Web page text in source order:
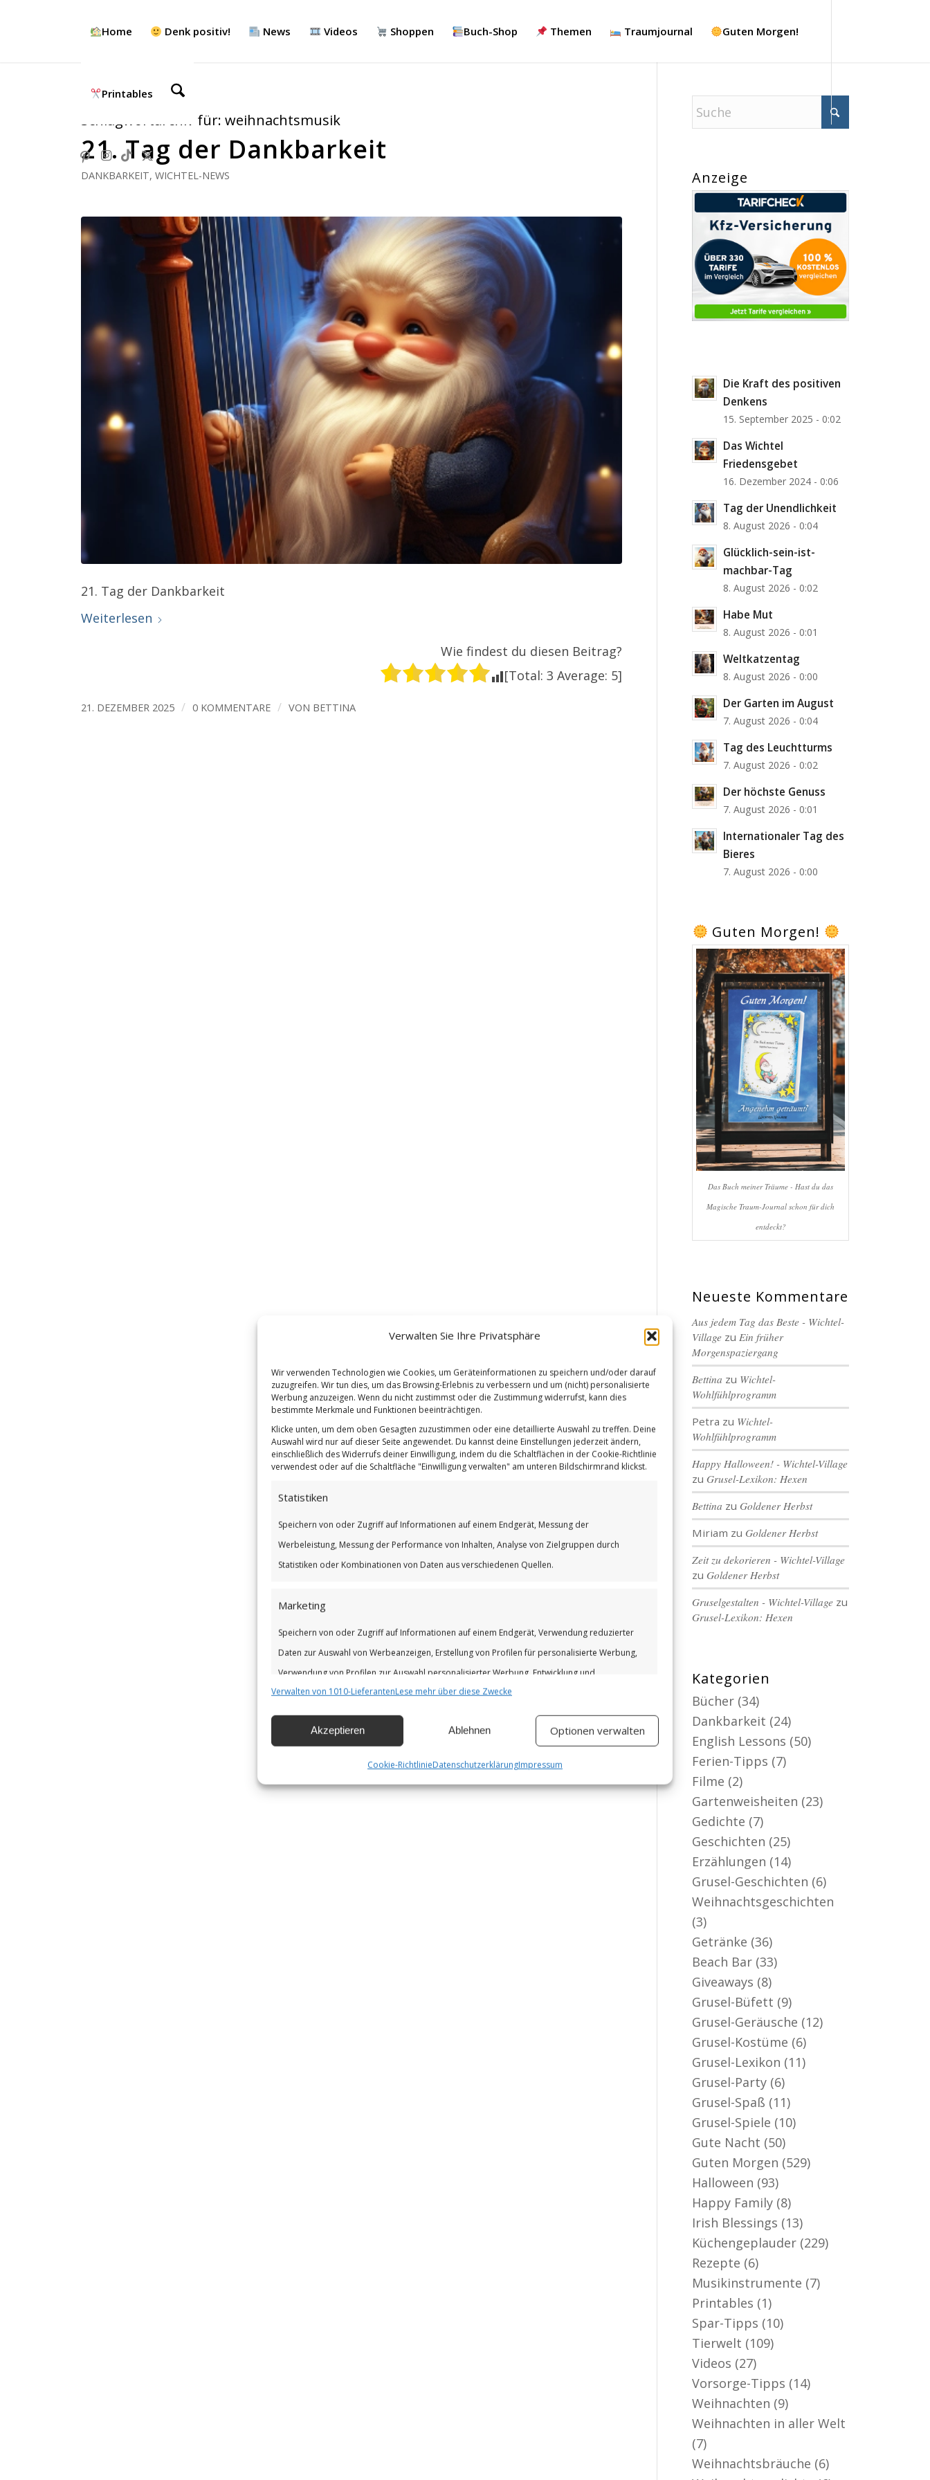
Verwalten Sie Ihre Privatsphäre
Wir verwenden Technologien wie Cookies, um Geräteinformationen zu speichern und/oder darauf
zuzugreifen. Wir tun dies, um das Browsing-Erlebnis zu verbessern und um (nicht) personalisierte
Werbung anzuzeigen. Wenn du nicht zustimmst oder die Zustimmung widerrufst, kann dies
bestimmte Merkmale und Funktionen beeinträchtigen.
Klicke unten, um dem oben Gesagten zuzustimmen oder eine detaillierte Auswahl zu treffen. Deine
Auswahl wird nur auf dieser Seite angewendet. Du kannst deine Einstellungen jederzeit ändern,
einschließlich des Widerrufs deiner Einwilligung, indem du die Schaltflächen in der Cookie-Richtlinie
verwendest oder auf die Schaltfläche "Einwilligung verwalten" am unteren Bildschirmrand klickst.
Statistiken
Speichern von oder Zugriff auf Informationen auf einem Endgerät, Messung der
Werbeleistung, Messung der Performance von Inhalten, Analyse von Zielgruppen durch
Statistiken oder Kombinationen von Daten aus verschiedenen Quellen.
Marketing
Speichern von oder Zugriff auf Informationen auf einem Endgerät, Verwendung reduzierter
Daten zur Auswahl von Werbeanzeigen, Erstellung von Profilen für personalisierte Werbung,
Verwendung von Profilen zur Auswahl personalisierter Werbung, Entwicklung und
Verbesserung der Angebote.
Eigenschaften Immer aktiv
Abgleichung und Kombination von Daten aus unterschiedlichen Quellen,
Verwalten von 1010-LieferantenLese mehr über diese Zwecke
Akzeptieren Ablehnen Optionen verwalten
Cookie-RichtlinieDatenschutzerklärungImpressum
Home Denk positiv! News Videos Shoppen Buch-Shop Themen Traumjournal Guten Morgen!
Printables
Schlagwortarchiv für:weihnachtsmusik
21. Tag der Dankbarkeit
DANKBARKEIT,WICHTEL-NEWS
21. Tag der Dankbarkeit
Weiterlesen
Wie findest du diesen Beitrag?
[Total:3 Average: 5]
21. DEZEMBER 2025 / 0 KOMMENTARE / VON BETTINA
Anzeige
Die Kraft des positiven
Denkens
15. September 2025 - 0:02
Das Wichtel
Friedensgebet
16. Dezember 2024 - 0:06
Tag der Unendlichkeit
8. August 2026 - 0:04
Glücklich-sein-ist-
machbar-Tag
8. August 2026 - 0:02
Habe Mut
8. August 2026 - 0:01
Weltkatzentag
8. August 2026 - 0:00
Der Garten im August
7. August 2026 - 0:04
Tag des Leuchtturms
7. August 2026 - 0:02
Der höchste Genuss
7. August 2026 - 0:01
Internationaler Tag des
Bieres
7. August 2026 - 0:00
Guten Morgen!
Das Buch meiner Träume - Hast du das
Magische Traum-Journal schon für dich
entdeckt?
Neueste Kommentare
Aus jedem Tag das Beste - Wichtel-
Village zuEin früher
Morgenspaziergang
Bettina zu Wichtel-
Wohlfühlprogramm
Petra zu Wichtel-
Wohlfühlprogramm
Happy Halloween! - Wichtel-Village
zuGrusel-Lexikon: Hexen
Bettina zuGoldener Herbst
Miriam zuGoldener Herbst
Zeit zu dekorieren - Wichtel-Village
zuGoldener Herbst
Gruselgestalten - Wichtel-Village zu
Grusel-Lexikon: Hexen
Kategorien
Bücher (34)
Dankbarkeit (24)
English Lessons (50)
Ferien-Tipps (7)
Filme (2)
Gartenweisheiten (23)
Gedichte (7)
Geschichten (25)
Erzählungen (14)
Grusel-Geschichten (6)
Weihnachtsgeschichten
(3)
Getränke (36)
Beach Bar (33)
Giveaways (8)
Grusel-Büfett (9)
Grusel-Geräusche (12)
Grusel-Kostüme (6)
Grusel-Lexikon (11)
Grusel-Party (6)
Grusel-Spaß (11)
Grusel-Spiele (10)
Gute Nacht (50)
Guten Morgen (529)
Halloween (93)
Happy Family (8)
Irish Blessings (13)
Küchengeplauder (229)
Rezepte (6)
Musikinstrumente (7)
Printables (1)
Spar-Tipps (10)
Tierwelt (109)
Videos (27)
Vorsorge-Tipps (14)
Weihnachten (9)
Weihnachten in aller Welt
(7)
Weihnachtsbräuche (6)